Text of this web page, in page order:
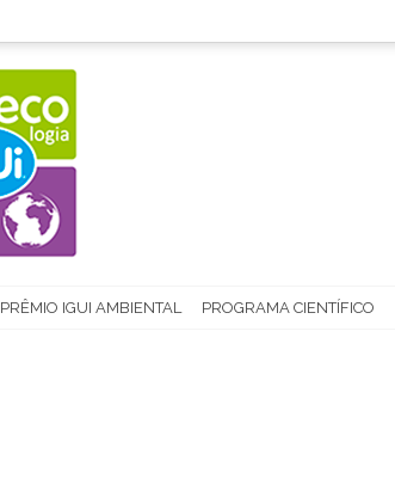
PRÊMIO IGUI AMBIENTAL PROGRAMA CIENTÍFICO